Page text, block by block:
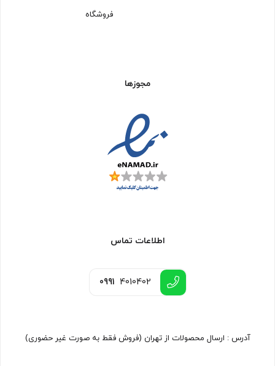
فروشگاه
مجوزها
اطلاعات تماس
0991 4010402
آدرس : ارسال محصولات از تهران (فروش فقط به صورت غیر حضوری)